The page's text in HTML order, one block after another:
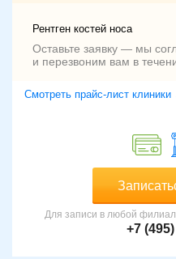
Рентген костей носа
Оставьте заявку — мы
и перезвоним вам в
Смотреть прайс-лист
Для записи в любой
+7